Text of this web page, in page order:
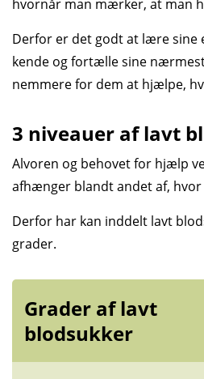
hvornår man mærker, at man
Derfor er det godt at lære sine
kende og fortælle sine
nemmere for dem at hjælpe,
3 niveauer af lavt
Alvoren og behovet for hjælp
afhænger blandt andet af, hvor
Derfor har kan inddelt lavt
grader.
Grader af lavt
blodsukker